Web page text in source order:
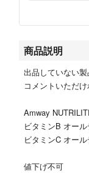
商品説明
出品していない
コメントいただ
Amway
ビタミンB オー
ビタミンC オー
値下げ不可